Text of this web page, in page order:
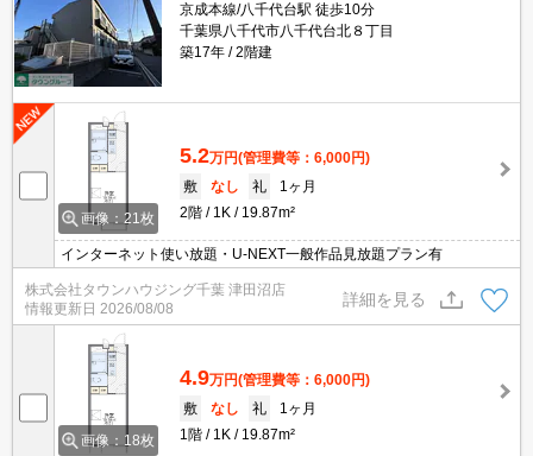
京成本線/八千代台駅 徒歩10分
千葉県八千代市八千代台北８丁目
築17年
2階建
画像：21枚
5.2万円(管理費等：6,000円)
敷
なし 礼
1ヶ月
2階
1K 19.87m²
インターネット使い放題・U-NEXT一般作品見放題プラン有
株式会社タウンハウジング千葉 津田沼店
情報更新日 2026/08/08
詳細を見る
画像：18枚
4.9万円(管理費等：6,000円)
敷
なし 礼
1ヶ月
1階
1K 19.87m²